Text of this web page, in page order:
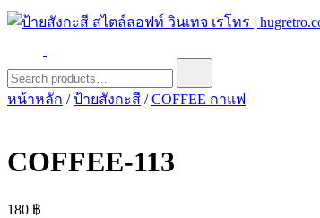
ป้ายสังกะสี สไตล์ลอฟท์ วินเทจ เรโทร | hugretro.com
ป้ายวินเทจ แต่งบ้าน ร้านกาแฟ ผับ โรงแรม ป้ายโ
for:
หน้าหลัก /ป้ายสังกะสี /COFFEE กาแฟ
COFFEE-113
180 ฿